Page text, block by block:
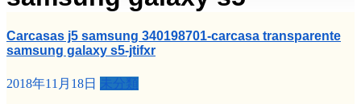
Carcasas j5 samsung 340198701-carcasa transparente
samsung galaxy s5-jtifxr
2018年11月18日 未分類